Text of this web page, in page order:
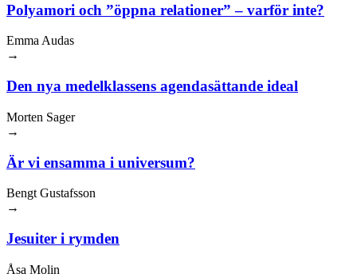
Polyamori och ”öppna relationer” – varför inte?
Emma Audas
→
Den nya medelklassens agendasättande ideal
Morten Sager
→
Är vi ensamma i universum?
Bengt Gustafsson
→
Jesuiter i rymden
Åsa Molin